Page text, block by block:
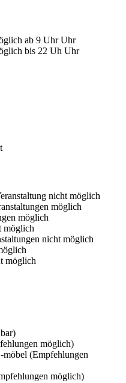
ab 9 Uhr Uhr
bis 22 Uh Uhr
nicht möglich
möglich
möglich
möglich
nicht möglich
möglich
möglich)
möbel (Empfehlungen
möglich)